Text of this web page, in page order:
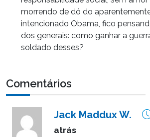
morrendo de dó do
intencionado Obama, fico
dos generais: como ganhar a
soldado desses?
Comentários
Jack Maddux W.
atrás